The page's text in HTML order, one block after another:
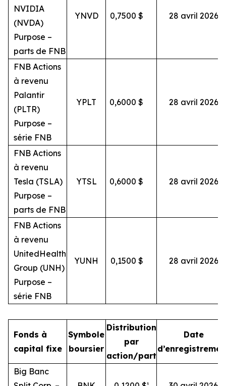
NVIDIA
(NVDA)
Purpose –
parts de FNB
YNVD 0,7500 $ 28 avril 2026
FNB Actions
à revenu
Palantir
(PLTR)
Purpose –
série FNB
YPLT 0,6000 $ 28 avril 2026
FNB Actions
à revenu
Tesla (TSLA)
Purpose –
parts de FNB
YTSL 0,6000 $ 28 avril 2026
FNB Actions
à revenu
UnitedHealth
Group (UNH)
Purpose –
série FNB
YUNH 0,1500 $ 28 avril 2026
Fonds à
capital fixe
Symbole
boursier
Distribution
par
action/part
Date
Big Banc